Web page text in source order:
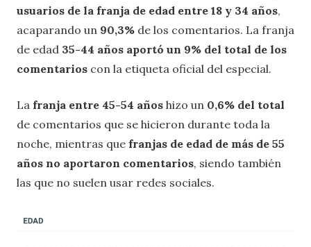
usuarios de la franja de edad entre 18 y 34 años,
acaparando un 90,3% de los comentarios. La franja
de edad 35-44 años aportó un 9% del total de los
comentarios con la etiqueta oficial del especial.
La franja entre 45-54 años hizo un 0,6% del total
de comentarios que se hicieron durante toda la
noche, mientras que franjas de edad de más de 55
años no aportaron comentarios, siendo también
las que no suelen usar redes sociales.